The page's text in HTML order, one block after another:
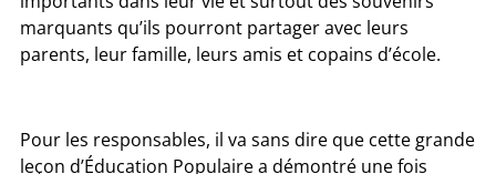
marquants qu’ils pourront partager avec leurs
parents, leur famille, leurs amis et copains d’école.
Pour les responsables, il va sans dire que cette grande
leçon d’Éducation Populaire a démontré une fois